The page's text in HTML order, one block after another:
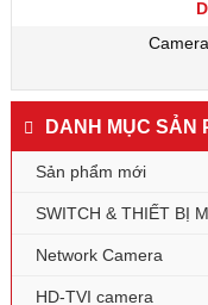
DANH MỤC SẢN
Sản phẩm mới
SWITCH & THIẾT BỊ
Network Camera
HD-TVI camera